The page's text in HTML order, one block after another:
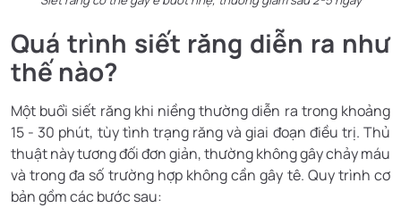
Quá trình siết răng diễn ra như
thế nào?
Một buổi siết răng khi niềng thường diễn ra trong khoảng
15 - 30 phút, tùy tình trạng răng và giai đoạn điều trị. Thủ
thuật này tương đối đơn giản, thường không gây chảy máu
và trong đa số trường hợp không cần gây tê. Quy trình cơ
bản gồm các bước sau: